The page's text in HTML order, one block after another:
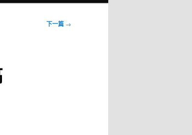
下一篇 →